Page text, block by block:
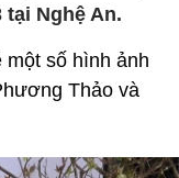
Nghệ An.
một số hình ảnh
Thảo và